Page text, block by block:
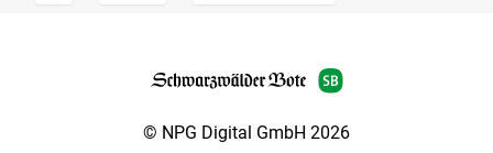
© NPG Digital GmbH 2026